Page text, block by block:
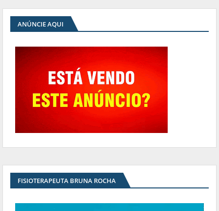
ANÚNCIE AQUI
FISIOTERAPEUTA BRUNA ROCHA